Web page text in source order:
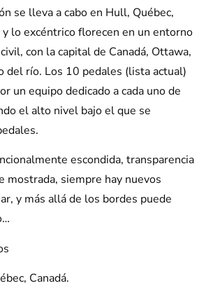
se lleva a cabo en Hull, Québec,
lo excéntrico florecen en un entorno
con la capital de Canadá, Ottawa,
del río. Los 10 pedales (lista actual)
un equipo dedicado a cada uno de
el alto nivel bajo el que se
escondida, transparencia
mostrada, siempre hay nuevos
y más allá de los bordes puede
Canadá.